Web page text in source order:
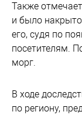
Также
и было
его, судя по
посетителям.
морг.
В ходе
по региону,